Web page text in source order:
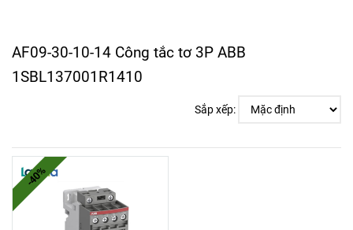
AF09-30-10-14 Công tắc tơ 3P ABB
1SBL137001R1410
Sắp xếp:
-40%